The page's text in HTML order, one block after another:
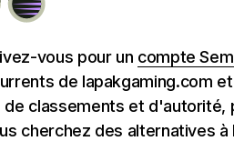
vous pour un compte
de lapakgaming.com
de classements et d'autorité,
cherchez des alternatives